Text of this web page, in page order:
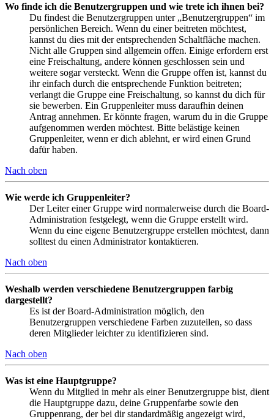
Wo finde ich die Benutzergruppen und wie trete ich ihnen bei?
Du findest die Benutzergruppen unter „Benutzergruppen“ im
persönlichen Bereich. Wenn du einer beitreten möchtest,
kannst du dies mit der entsprechenden Schaltfläche machen.
Nicht alle Gruppen sind allgemein offen. Einige erfordern erst
eine Freischaltung, andere können geschlossen sein und
weitere sogar versteckt. Wenn die Gruppe offen ist, kannst du
ihr einfach durch die entsprechende Funktion beitreten;
verlangt die Gruppe eine Freischaltung, so kannst du dich für
sie bewerben. Ein Gruppenleiter muss daraufhin deinen
Antrag annehmen. Er könnte fragen, warum du in die Gruppe
aufgenommen werden möchtest. Bitte belästige keinen
Gruppenleiter, wenn er dich ablehnt, er wird einen Grund
dafür haben.
Nach oben
Wie werde ich Gruppenleiter?
Der Leiter einer Gruppe wird normalerweise durch die Board-
Administration festgelegt, wenn die Gruppe erstellt wird.
Wenn du eine eigene Benutzergruppe erstellen möchtest, dann
solltest du einen Administrator kontaktieren.
Nach oben
Weshalb werden verschiedene Benutzergruppen farbig
dargestellt?
Es ist der Board-Administration möglich, den
Benutzergruppen verschiedene Farben zuzuteilen, so dass
deren Mitglieder leichter zu identifizieren sind.
Nach oben
Was ist eine Hauptgruppe?
Wenn du Mitglied in mehr als einer Benutzergruppe bist, dient
die Hauptgruppe dazu, deine Gruppenfarbe sowie den
Gruppenrang, der bei dir standardmäßig angezeigt wird,